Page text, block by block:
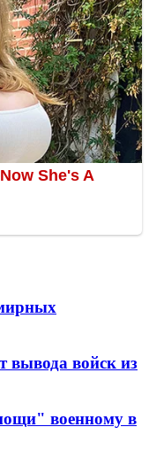
вывода войск из
военному в